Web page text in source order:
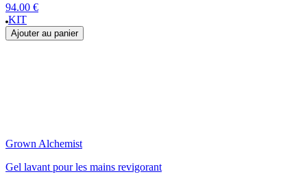
94.00 €
KIT
Ajouter au panier
Grown Alchemist
Gel lavant pour les mains revigorant